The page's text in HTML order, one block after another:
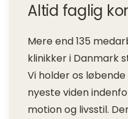
Altid faglig
Mere end 135
klinikker i Danmark
Vi holder os
nyeste viden
motion og livsstil.